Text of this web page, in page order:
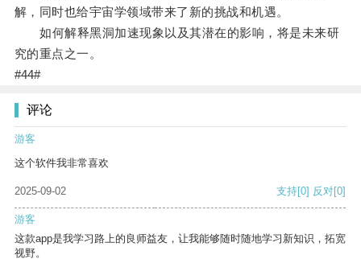
解，同时也给宇宙学领域带来了新的挑战和机遇。
如何解释黑洞加速现象以及其潜在的影响，将是未来研
究的重点之一。
#44#
评论
游客
这个软件我非常喜欢
2025-09-02 支持[0] 反对[0]
游客
这款app是我学习路上的良师益友，让我能够随时随地学习新知识，拓宽
视野。